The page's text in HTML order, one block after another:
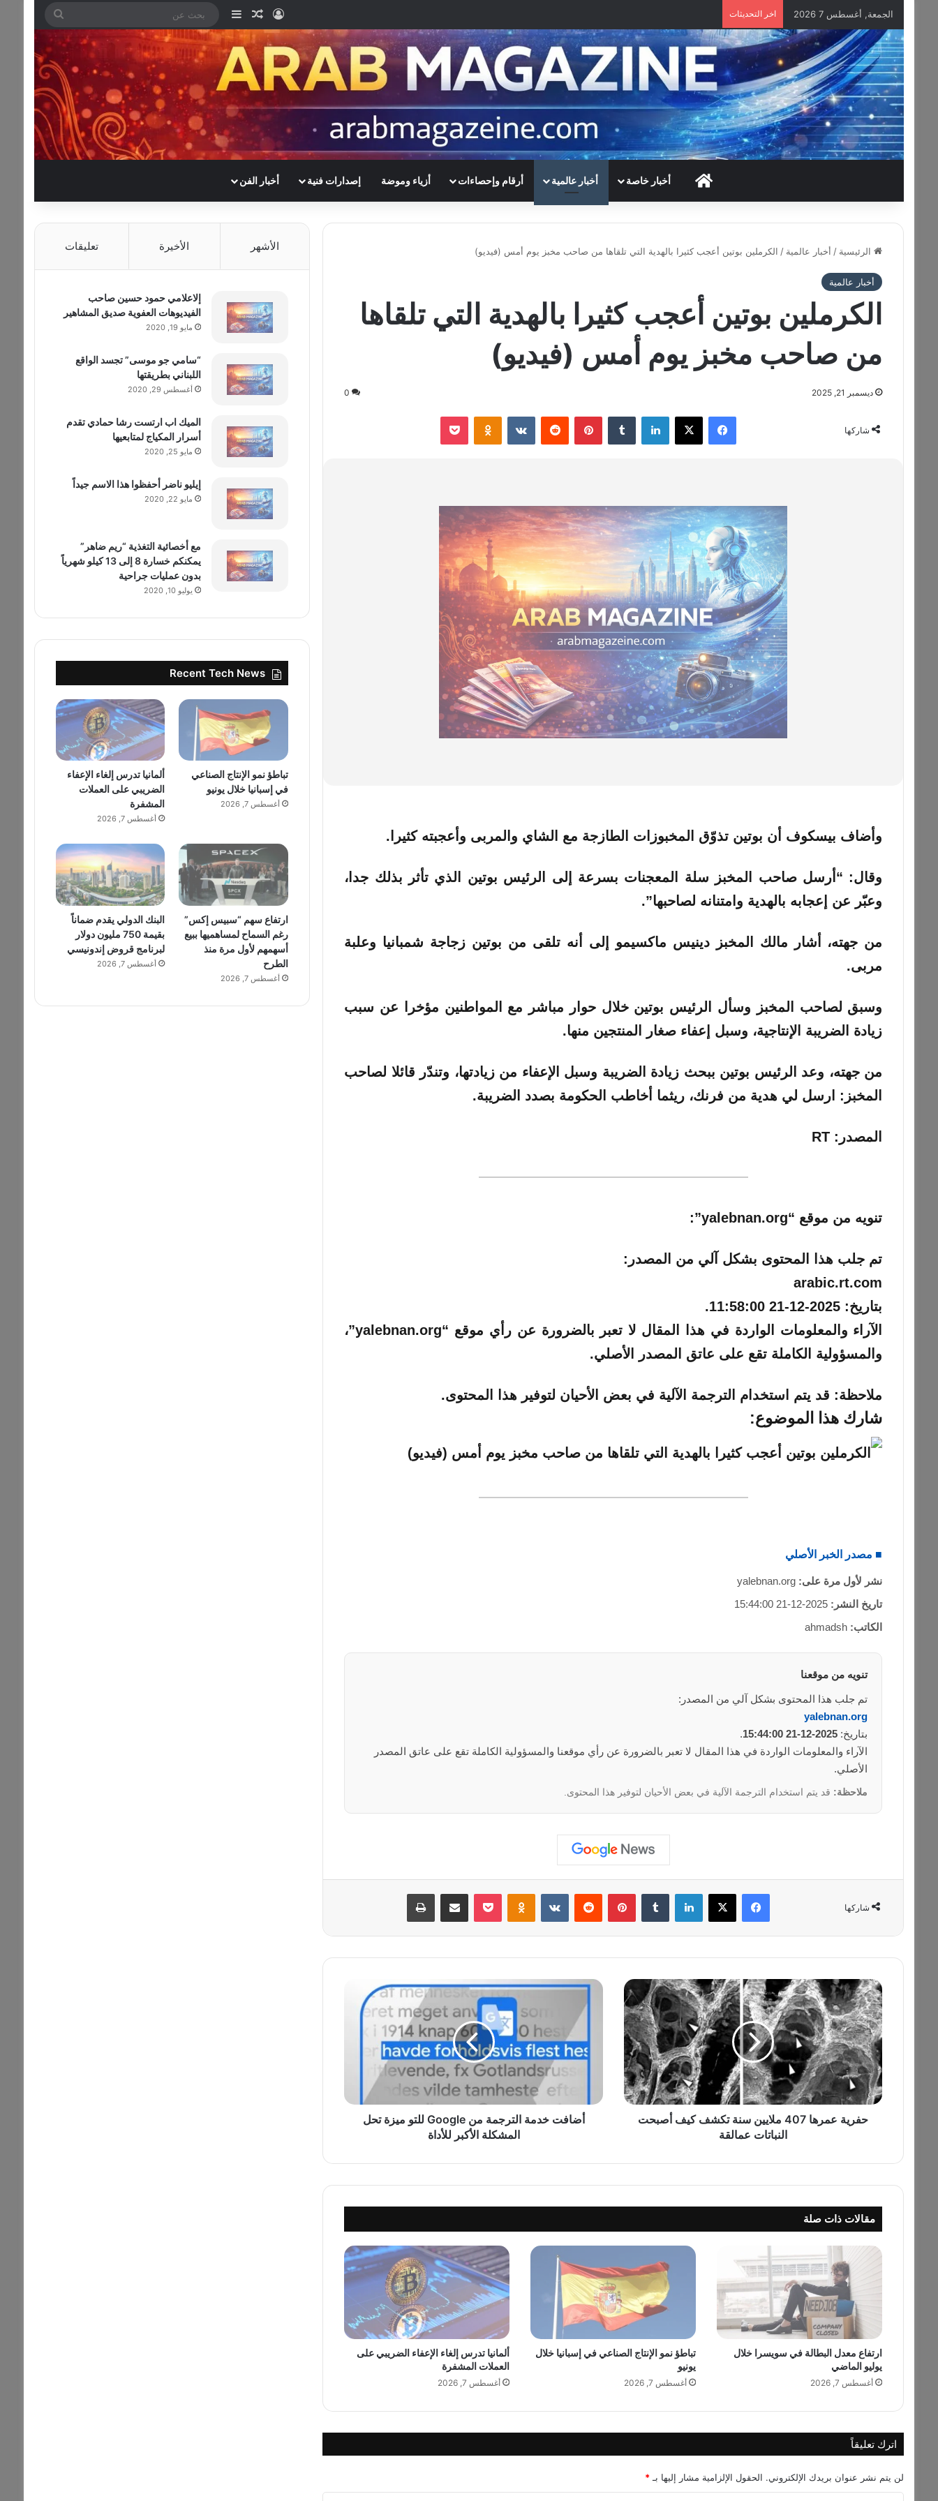
الجمعة, أغسطس 7 2026 اخر التحديثات تسجيل الدخول
مقال عشوائي
إضافة عمود جانبي
عن
HOMEأخبار خاصة أخبار عالمية أرقام وإحصاءات أزياء وموضة إصدارات فنية أخبار الفن
الرئيسية / أخبار عالمية / الكرملين بوتين أعجب كثيرا بالهدية التي تلقاها من صاحب مخبز يوم أمس (فيديو)
أخبار عالمية
الكرملين بوتين أعجب كثيرا بالهدية التي تلقاها
من صاحب مخبز يوم أمس (فيديو)
ديسمبر 21, 2025 0
شاركها
فيسبوك ‫X لينكدإن ‏Tumblr بينتيريست ‏Reddit
‏VKontakte
Odnoklassniki
‫Pocket
وأضاف بيسكوف أن بوتين تذوّق المخبوزات الطازجة مع الشاي والمربى وأعجبته كثيرا.
وقال: “أرسل صاحب المخبز سلة المعجنات بسرعة إلى الرئيس بوتين الذي تأثر بذلك جدا،
وعبّر عن إعجابه بالهدية وامتنانه لصاحبها”.
من جهته، أشار مالك المخبز دينيس ماكسيمو إلى أنه تلقى من بوتين زجاجة شمبانيا وعلبة
مربى.
وسبق لصاحب المخبز وسأل الرئيس بوتين خلال حوار مباشر مع المواطنين مؤخرا عن سبب
زيادة الضريبة الإنتاجية، وسبل إعفاء صغار المنتجين منها.
من جهته، وعد الرئيس بوتين ببحث زيادة الضريبة وسبل الإعفاء من زيادتها، وتندّر قائلا لصاحب
المخبز: ارسل لي هدية من فرنك، ريثما أخاطب الحكومة بصدد الضريبة.
المصدر: RT
تنويه من موقع “yalebnan.org”:
تم جلب هذا المحتوى بشكل آلي من المصدر:
arabic.rt.com
بتاريخ: 2025-12-21 11:58:00
.
الآراء والمعلومات الواردة في هذا المقال لا تعبر بالضرورة عن رأي موقع “yalebnan.org”،
والمسؤولية الكاملة تقع على عاتق المصدر الأصلي.
ملاحظة: قد يتم استخدام الترجمة الآلية في بعض الأحيان لتوفير هذا المحتوى.
شارك هذا الموضوع:
■ مصدر الخبر الأصلي
نشر لأول مرة على: yalebnan.org
تاريخ النشر: 2025-12-21 15:44:00
الكاتب: ahmadsh
تنويه من موقعنا
تم جلب هذا المحتوى بشكل آلي من المصدر:
yalebnan.org
بتاريخ: 2025-12-21 15:44:00
.
الآراء والمعلومات الواردة في هذا المقال لا تعبر بالضرورة عن رأي موقعنا والمسؤولية الكاملة تقع على عاتق المصدر
الأصلي.
ملاحظة: قد يتم استخدام الترجمة الآلية في بعض الأحيان لتوفير هذا المحتوى.
شاركها
فيسبوك ‫X لينكدإن ‏Tumblr بينتيريست ‏Reddit
‏VKontakte
Odnoklassniki
‫Pocket مشاركة عبر البريد طباعة
ح
ف
ر
ي
ة
ع
م
ر
ه
7
ا
ي
ن
ش
ف
ك
ي
أ
ب
ح
ا
حفرية عمرها 407 ملايين سنة تكشف كيف أصبحت
النباتات عمالقة
أ
ة
ر
ة
ن
o
g
l
e
ل
ل
ي
ت
أضافت خدمة الترجمة من Google للتو ميزة تحل
المشكلة الأكبر للأداة
مقالات ذات صلة
ارتفاع معدل البطالة في سويسرا خلال
يوليو الماضي
أغسطس 7, 2026
تباطؤ نمو الإنتاج الصناعي في إسبانيا خلال
يونيو
أغسطس 7, 2026
ألمانيا تدرس إلغاء الإعفاء الضريبي على
العملات المشفرة
أغسطس 7, 2026
اترك تعليقاً
لن يتم نشر عنوان بريدك الإلكتروني. الحقول الإلزامية مشار إليها بـ *
الأشهر الأخيرة تعليقات
إلاعلامي حمود حسين صاحب
الفيديوهات العفوية صديق المشاهير
مايو 19, 2020
“سامي جو موسى” تجسد الواقع
اللبناني بطريقتها
أغسطس 29, 2020
الميك اب ارتست رشا حمادي تقدم
أسرار المكياج لمتابعيها
مايو 25, 2020
إيليو ناضر أحفظوا هذا الاسم جيداً
مايو 22, 2020
مع أخصائية التغذية “ريم ضاهر”
يمكنكم خسارة 8 إلى 13 كيلو شهرياً
بدون عمليات جراحية
يوليو 10, 2020
Recent Tech News
تباطؤ نمو الإنتاج الصناعي
في إسبانيا خلال يونيو
أغسطس 7, 2026
ألمانيا تدرس إلغاء الإعفاء
الضريبي على العملات
المشفرة
أغسطس 7, 2026
ارتفاع سهم “سبيس إكس”
رغم السماح لمساهميها ببيع
أسهمهم لأول مرة منذ
الطرح
أغسطس 7, 2026
البنك الدولي يقدم ضماناً
بقيمة 750 مليون دولار
لبرنامج قروض إندونيسي
أغسطس 7, 2026